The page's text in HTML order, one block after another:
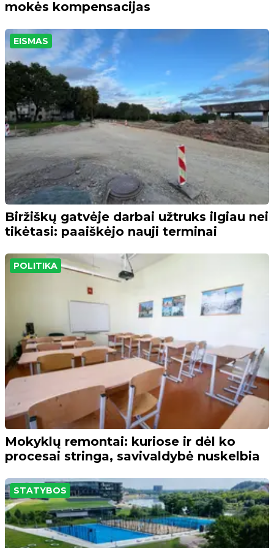
mokės kompensacijas
EISMAS
Biržiškų gatvėje darbai užtruks ilgiau nei
tikėtasi: paaiškėjo nauji terminai
POLITIKA
Mokyklų remontai: kuriose ir dėl ko
procesai stringa, savivaldybė nuskelbia
STATYBOS